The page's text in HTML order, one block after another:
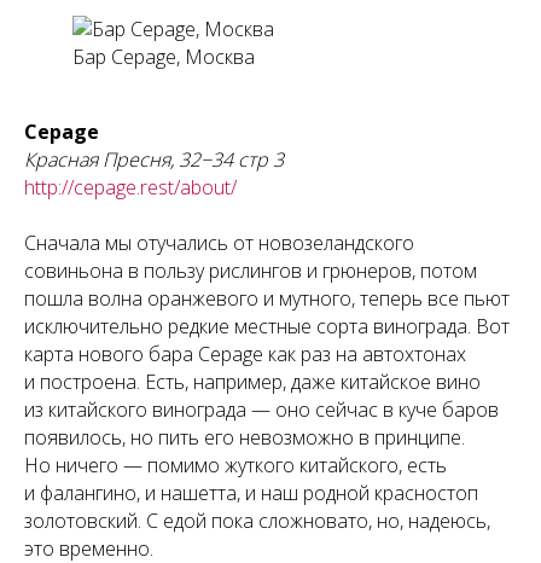
Бар Cepage, Москва
Cepage
Красная Пресня, 32−34 стр 3
http://cepage.rest/about/
Сначала мы отучались от новозеландского
совиньона в пользу рислингов и грюнеров, потом
пошла волна оранжевого и мутного, теперь все пьют
исключительно редкие местные сорта винограда. Вот
карта нового бара Cepage как раз на автохтонах
и построена. Есть, например, даже китайское вино
из китайского винограда — оно сейчас в куче баров
появилось, но пить его невозможно в принципе.
Но ничего — помимо жуткого китайского, есть
и фалангино, и нашетта, и наш родной красностоп
золотовский. С едой пока сложновато, но, надеюсь,
это временно.